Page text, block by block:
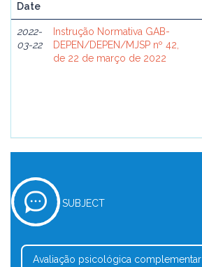
Date
2022-
03-22
Instrução Normativa GAB-
DEPEN/DEPEN/MJSP nº 42,
de 22 de março de 2022
SUBJECT
Avaliação psicológica complementar